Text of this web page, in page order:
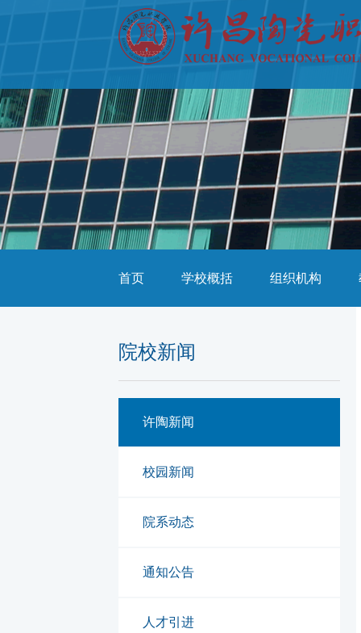
首页 学校概括 组织机构
院校新闻
许陶新闻
校园新闻
院系动态
通知公告
人才引进